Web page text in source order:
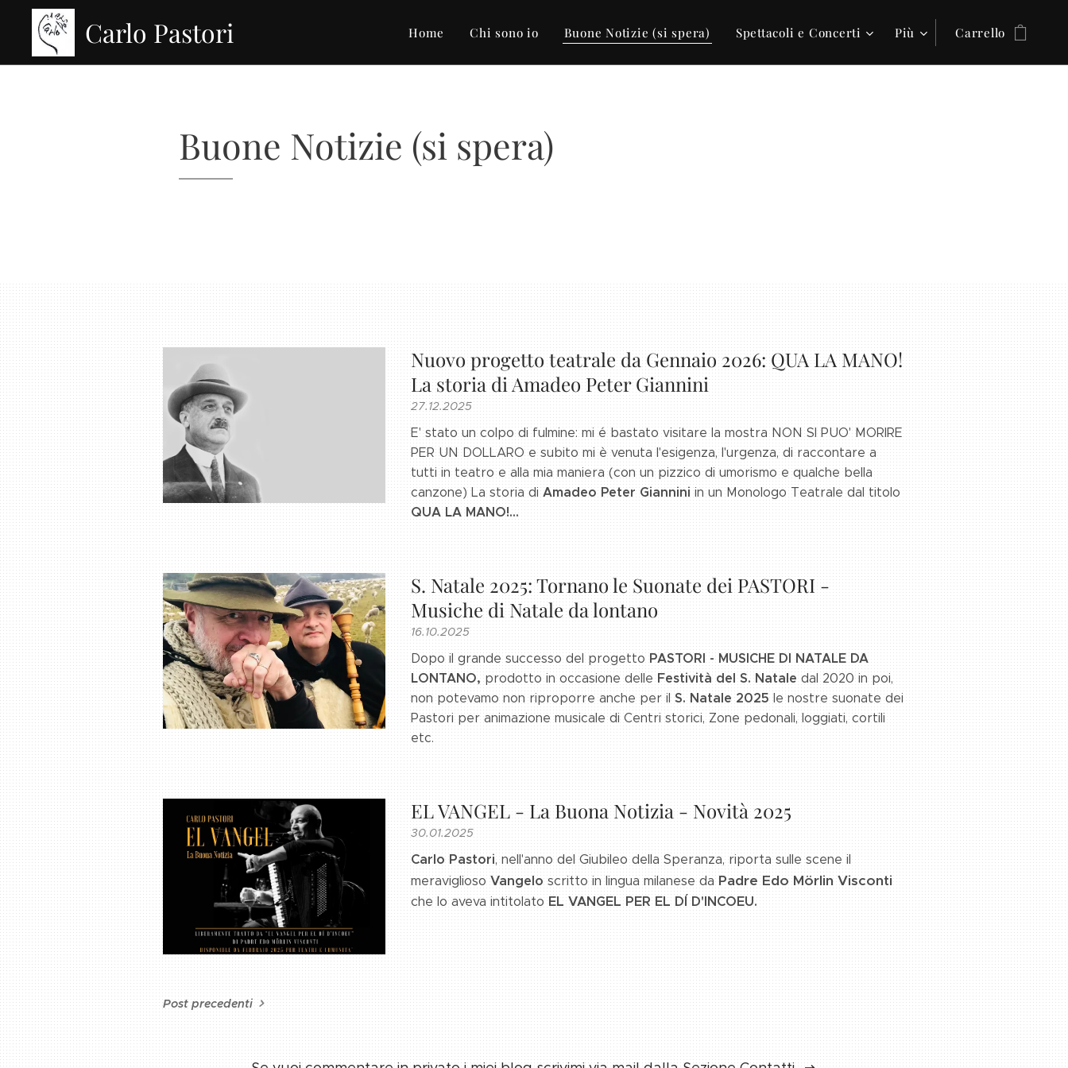
Carlo Pastori Home Chi sono io Buone Notizie (si spera) Spettacoli e Concerti Più Carrello
Buone Notizie (si spera)
Nuovo progetto teatrale da Gennaio 2026: QUA LA MANO!
La storia di Amadeo Peter Giannini
27.12.2025
E' stato un colpo di fulmine: mi é bastato visitare la mostra NON SI PUO' MORIRE
PER UN DOLLARO e subito mi è venuta l'esigenza, l'urgenza, di raccontare a
tutti in teatro e alla mia maniera (con un pizzico di umorismo e qualche bella
canzone)La storia diAmadeo Peter Giannini in unMonologo Teatrale dal titolo
QUA LA MANO!...
S. Natale 2025: Tornano le Suonate dei PASTORI -
Musiche di Natale da lontano
16.10.2025
Dopo il grande successo del progettoPASTORI - MUSICHE DI NATALE DA
LONTANO,prodotto in occasione delleFestività del S. Nataledal 2020 in poi,
non potevamo non riproporre anche per ilS. Natale 2025le nostre suonate dei
Pastori per animazione musicale di Centri storici, Zone pedonali, loggiati, cortili
etc.
EL VANGEL - La Buona Notizia - Novità 2025
30.01.2025
Carlo Pastori, nell'anno del Giubileo della Speranza, riporta sulle scene il
meravigliosoVangeloscritto in lingua milanese daPadre Edo Mörlin Visconti
che lo aveva intitolatoEL VANGEL PER EL DÍ D'INCOEU.
Post precedenti